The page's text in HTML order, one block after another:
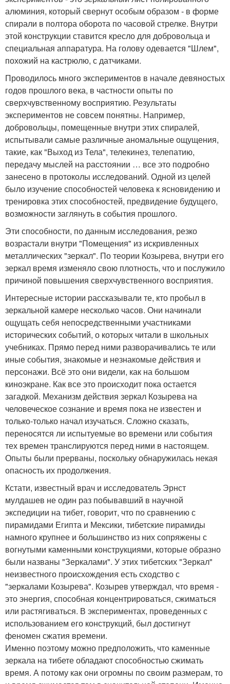
алюминия, который свернут особым образом - в форме
спирали в полтора оборота по часовой стрелке. Внутри
этой конструкции ставится кресло для добровольца и
специальная аппаратура. На голову одевается "Шлем",
похожий на кастрюлю, с датчиками.
Проводилось много экспериментов в начале девяностых
годов прошлого века, в частности опыты по
сверхчувственному восприятию. Результаты
экспериментов не совсем понятны. Например,
добровольцы, помещенные внутри этих спиралей,
испытывали самые различные аномальные ощущения,
такие, как "Выход из Тела", телекинез, телепатию,
передачу мыслей на расстоянии … все это подробно
занесено в протоколы исследований. Одной из целей
было изучение способностей человека к ясновидению и
тренировка этих способностей, предвидение будущего,
возможности заглянуть в события прошлого.
Эти способности, по данным исследования, резко
возрастали внутри "Помещения" из искривленных
металлических "зеркал". По теории Козырева, внутри его
зеркал время изменяло свою плотность, что и послужило
причиной повышения сверхчувственного восприятия.
Интересные истории рассказывали те, кто пробыл в
зеркальной камере несколько часов. Они начинали
ощущать себя непосредственными участниками
исторических событий, о которых читали в школьных
учебниках. Прямо перед ними разворачивались те или
иные события, знакомые и незнакомые действия и
персонажи. Всё это они видели, как на большом
киноэкране. Как все это происходит пока остается
загадкой. Механизм действия зеркал Козырева на
человеческое сознание и время пока не известен и
только-только начал изучаться. Сложно сказать,
переносятся ли испытуемые во времени или события
тех времен транслируются перед ними в настоящем.
Опыты были прерваны, поскольку обнаружилась некая
опасность их продолжения.
Кстати, известный врач и исследователь Эрнст
мулдашев не один раз побывавший в научной
экспедиции на тибет, говорит, что по сравнению с
пирамидами Египта и Мексики, тибетские пирамиды
намного крупнее и большинство из них сопряжены с
вогнутыми каменными конструкциями, которые образно
были названы "Зеркалами". У этих тибетских "Зеркал"
неизвестного происхождения есть сходство с
"зеркалами Козырева". Козырев утверждал, что время -
это энергия, способная концентрироваться, сжиматься
или растягиваться. В экспериментах, проведенных с
использованием его конструкций, был достигнут
феномен сжатия времени.
Именно поэтому можно предположить, что каменные
зеркала на тибете обладают способностью сжимать
время. А потому как они огромны по своим размерам, то